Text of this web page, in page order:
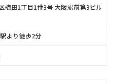
梅田1丁目1番3号 大阪駅前第3ビル
より徒歩2分